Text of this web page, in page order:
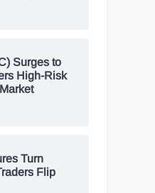
Surges to
High-Risk
Turn
Flip